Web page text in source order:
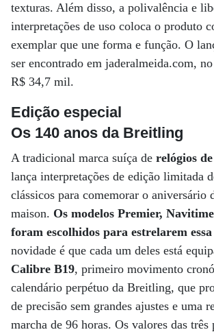
texturas. Além disso, a polivalência e
interpretações de uso coloca o produto
exemplar que une forma e função. O
ser encontrado em jaderalmeida.com,
R$ 34,7 mil.
Edição especial
Os 140 anos da Breitling
A tradicional marca suíça de relógios
lança interpretações de edição limitada
clássicos para comemorar o aniversário
maison. Os modelos Premier,
foram escolhidos para estrelarem
novidade é que cada um deles está
Calibre B19, primeiro movimento
calendário perpétuo da Breitling, que
de precisão sem grandes ajustes e uma
marcha de 96 horas. Os valores das três